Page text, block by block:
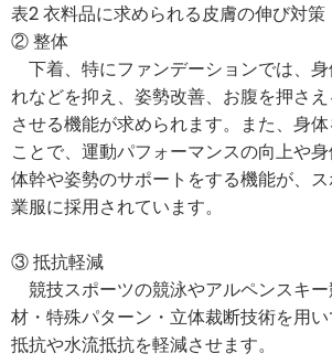
表2 衣料品に求められる皮膚の伸び対策
② 整体
下着、特にファンデーションでは、
れなどを抑え、姿勢改善、お腹を押さ
させる機能が求められます。また、身
ことで、運動パフォーマンスの向上や身
体幹や姿勢のサポートをする機能が、
業服に採用されています。
③ 抵抗軽減
競技スポーツの競泳やアルペンスキ
材・特殊パターン・立体裁断技術を用
抵抗や水流抵抗を軽減させます。